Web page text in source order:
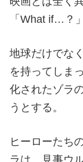
「What if…？
地球だけでな
を持ってしま
化されたゾラ
うとする。
ヒーローたち